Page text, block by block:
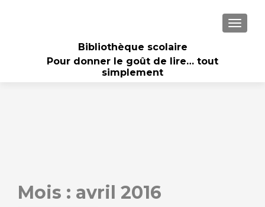
Bibliothèque scolaire
Pour donner le goût de lire… tout
simplement
Mois : avril 2016